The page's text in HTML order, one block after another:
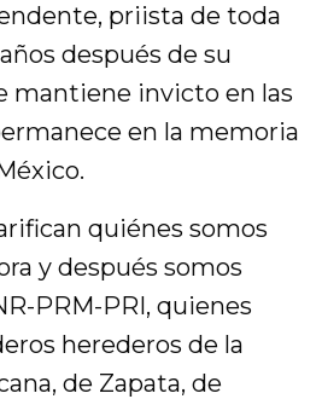
priista de toda
después de su
mantiene invicto en las
en la memoria
quiénes somos
y después somos
PRM-PRI, quienes
herederos de la
de Zapata, de